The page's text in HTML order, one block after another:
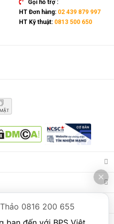
động là gì?
bao gồm: Làm lạnh, quạt gió,
dòng sản phẩm này còn được
và tiện ích đi kèm như: Hẹn
wifi,...
điều hòa di động
dàng tháo lắp và di chuyển
Gọi hỗ trợ :
HT Đơn hàng: 02 439 879 997
HT Kỹ thuật: 0813 500 650
0816 200 655